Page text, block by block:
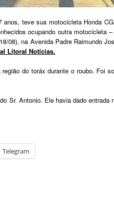
teve sua motocicleta Honda
ocupando outra motocicleta
08), na Avenida Padre Raimundo
Litoral Notícias.
do toráx durante o roubo. Foi
Sr. Antonio. Ele havia dado entrada
Telegram